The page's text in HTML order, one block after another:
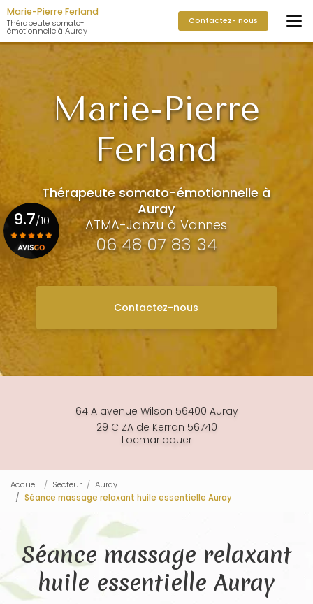
Aller
au
contenu
Marie-Pierre Ferland
Thérapeute somato-
émotionnelle à Auray
Contactez- nous
Marie-Pierre
Ferland
Thérapeute somato-émotionnelle à
Auray
ATMA-Janzu à Vannes
06 48 07 83 34
Contactez-nous
64 A avenue Wilson 56400 Auray
29 C ZA de Kerran 56740
Locmariaquer
9.7/10
Voir le certificat
Accueil Secteur
Auray
Séance massage relaxant huile essentielle Auray
Séance massage relaxant
huile essentielle Auray